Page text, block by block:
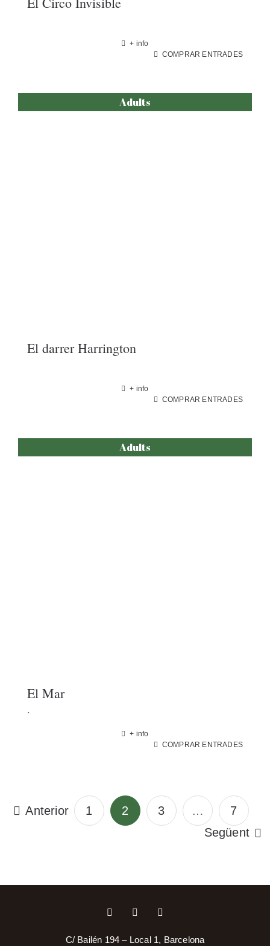
+ info
COMPRAR ENTRADES
Adults
El darrer Harrington
+ info
COMPRAR ENTRADES
Adults
El Mar
.
+ info
COMPRAR ENTRADES
Anterior 1 2 3 …
7
Següent
C/ Bailén 194 – Local 1, Barcelona